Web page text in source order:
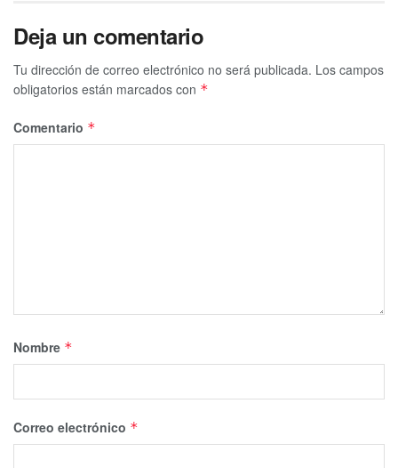
Tags: Drogas ficha roja Solidaridad
Deja un comentario
Tu dirección de correo electrónico no será publicada. Los campos
obligatorios están marcados con *
Comentario *
Nombre *
Correo electrónico *